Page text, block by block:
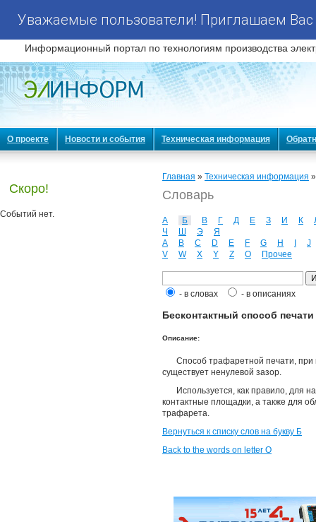
Уважаемые пользователи! Приглашаем
Информационный портал по технологиям производства
О проекте Новости и события Техническая информация
Скоро!
Событий нет.
Главная » Техническая информация
Словарь
А Б В Г Д Е З И К
Ч
Ш Э
Я
A
B C D E F G H
J
V
W X Y Z О Прочее
- в словах - в описаниях
Бесконтактный способ
Описание:
Способ трафаретной печати,
существует ненулевой зазор.
Используется, как правило, для
контактные площадки, а также для
трафарета.
Вернуться к списку слов на букву Б
Back to the words on letter O